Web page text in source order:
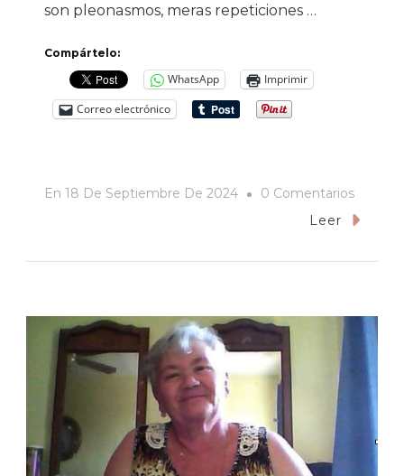
son pleonasmos, meras repeticiones …
Compártelo:
WhatsApp
Imprimir
Correo electrónico
En 18 De Septiembre De 2024 0 ComentariosEn
Mejor
Leer